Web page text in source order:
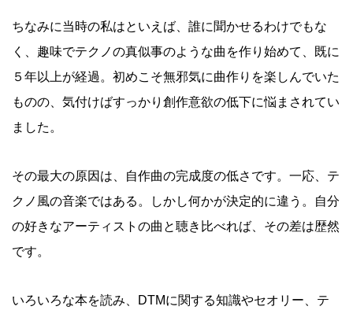
ちなみに当時の私はといえば、誰に聞かせるわけでもな
く、趣味でテクノの真似事のような曲を作り始めて、既に
５年以上が経過。初めこそ無邪気に曲作りを楽しんでいた
ものの、気付けばすっかり創作意欲の低下に悩まされてい
ました。
その最大の原因は、自作曲の完成度の低さです。一応、テ
クノ風の音楽ではある。しかし何かが決定的に違う。自分
の好きなアーティストの曲と聴き比べれば、その差は歴然
です。
いろいろな本を読み、DTMに関する知識やセオリー、テ